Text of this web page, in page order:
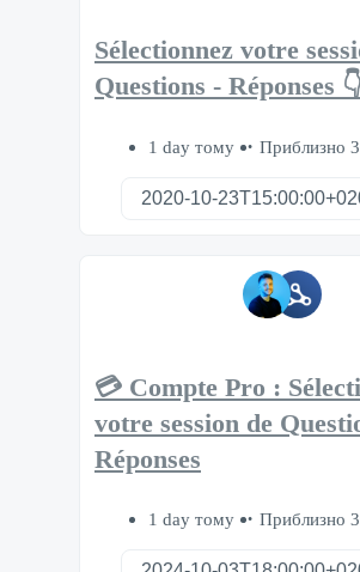
Sélectionnez votre
Questions - Réponses 👇
1 day тому Приблизно
💳 Compte Pro :
votre session de
Réponses
1 day тому Приблизно